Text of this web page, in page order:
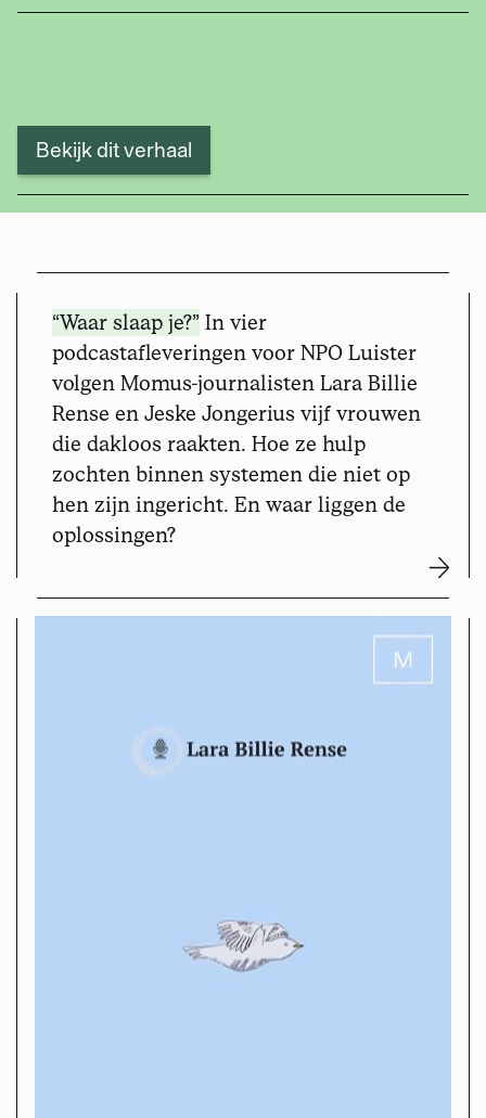
Bekijk dit verhaal
“Waar slaap je?” In vier
podcastafleveringen voor NPO Luister
volgen Momus-journalisten Lara Billie
Rense en Jeske Jongerius vijf vrouwen
die dakloos raakten. Hoe ze hulp
zochten binnen systemen die niet op
hen zijn ingericht. En waar liggen de
oplossingen?